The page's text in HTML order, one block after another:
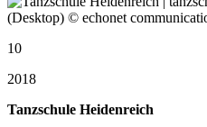
10
2018
Tanzschule Heidenreich